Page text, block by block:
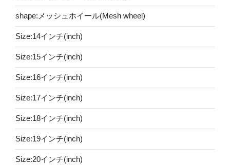
shape:メッシュホイール(Mesh wheel)
Size:14インチ(inch)
Size:15インチ(inch)
Size:16インチ(inch)
Size:17インチ(inch)
Size:18インチ(inch)
Size:19インチ(inch)
Size:20インチ(inch)